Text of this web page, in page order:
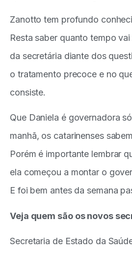
Zanotto tem profundo
Resta saber quanto tempo
da secretária diante dos
o tratamento precoce e no
consiste.
Que Daniela é governadora
manhã, os catarinenses
Porém é importante lembrar
ela começou a montar o
E foi bem antes da semana
Veja quem são os novos
Secretaria de Estado da